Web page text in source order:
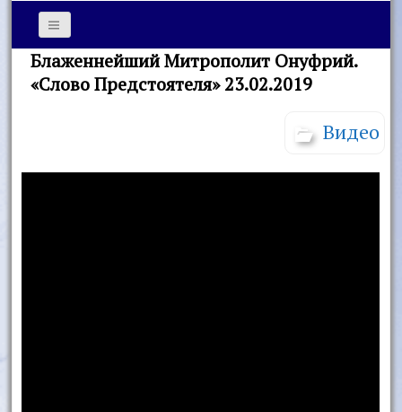
Блаженнейший Митрополит Онуфрий.
«Слово Предстоятеля» 23.02.2019
Видео